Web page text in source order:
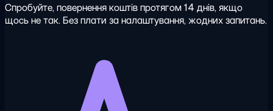
Спробуйте, повернення коштів протягом 14 днів, якщо
щось не так. Без плати за налаштування, жодних запитань.